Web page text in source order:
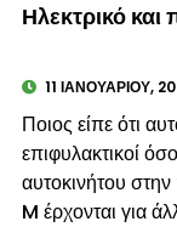
Ηλεκτρικό
11 ΙΑΝΟΥΑΡΊΟΥ,
Ποιος είπε ότι
επιφυλακτικοί
αυτοκινήτου
M έρχονται για